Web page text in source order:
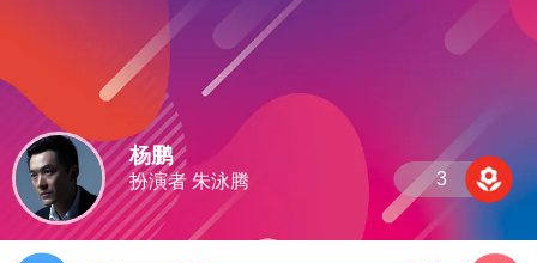
杨鹏
扮演者 朱泳腾 3